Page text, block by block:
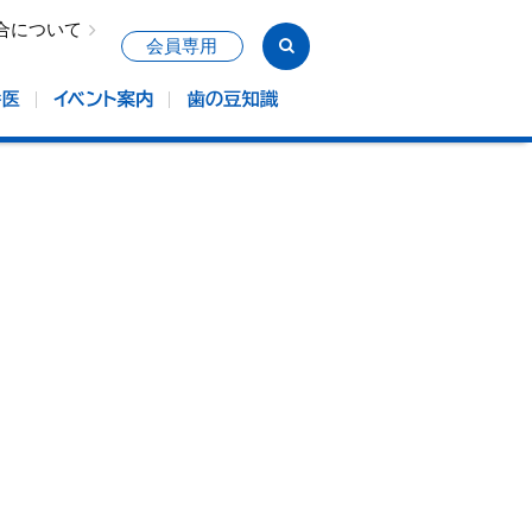
について
会員専用